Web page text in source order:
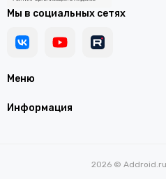
Меню
Информация
Мы в социальных сетях
2026 ©